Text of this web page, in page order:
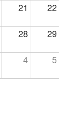
21 22
28 29
4 5